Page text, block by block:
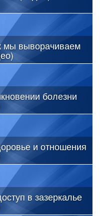
мы выворачиваем
болезни
и отношения
в зазеркалье